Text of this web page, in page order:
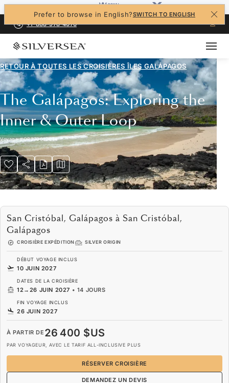
Prefer to browse in English?SWITCH TO ENGLISH
+1-888-978-4070
RETOUR À TOUTES LESCROISIÈRES ÎLES GALÁPAGOS
The Galápagos: Exploring the
Inner & Outer Loop
Voyage#OR270612C14
San Cristóbal, Galápagos à San Cristóbal,
Galápagos
CROISIÈRE EXPÉDITION SILVER ORIGIN
DÉBUT VOYAGE INCLUS
10 JUIN 2027
DATES DE LA CROISIÈRE
12 → 26 JUIN 2027 • 14 JOURS
FIN VOYAGE INCLUS
26 JUIN 2027
À PARTIR DE 26 400 $US
PAR VOYAGEUR, AVEC LE TARIF ALL-INCLUSIVE PLUS
RÉSERVER CROISIÈRE
DEMANDEZ UN DEVIS